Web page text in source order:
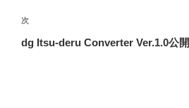
ビ
ゲ
稿
次
の
次
dg Itsu-deru Converter Ver.1.0公開